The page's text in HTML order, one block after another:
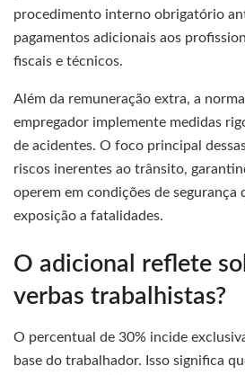
procedimento interno obrigatório
pagamentos adicionais aos
fiscais e técnicos.
Além da remuneração extra, a
empregador implemente medidas
de acidentes. O foco principal
riscos inerentes ao trânsito,
operem em condições de segurança
exposição a fatalidades.
O adicional reflete
verbas trabalhistas?
O percentual de 30% incide
base do trabalhador. Isso significa